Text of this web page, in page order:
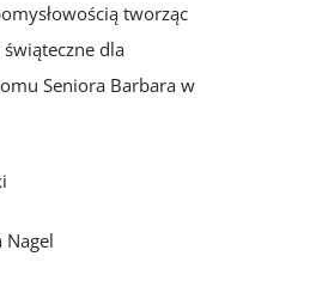
tworząc
dla
Seniora Barbara w
Nagel